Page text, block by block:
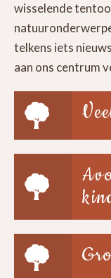
wisselende
telkens iets
aan ons centrum